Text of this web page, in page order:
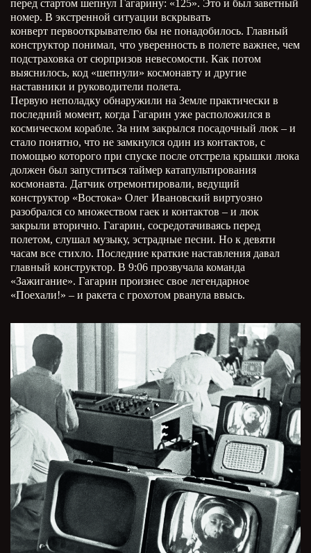
перед стартом шепнул Гагарину: «125». Это и был заветный
номер. В экстренной ситуации вскрывать
конверт первооткрывателю бы не понадобилось. Главный
конструктор понимал, что уверенность в полете важнее, чем
подстраховка от сюрпризов невесомости. Как потом
выяснилось, код «шепнули» космонавту и другие
наставники и руководители полета.
Первую неполадку обнаружили на Земле практически в
последний момент, когда Гагарин уже расположился в
космическом корабле. За ним закрылся посадочный люк – и
стало понятно, что не замкнулся один из контактов, с
помощью которого при спуске после отстрела крышки люка
должен был запуститься таймер катапультирования
космонавта. Датчик отремонтировали, ведущий
конструктор «Востока» Олег Ивановский виртуозно
разобрался со множеством гаек и контактов – и люк
закрыли вторично. Гагарин, сосредотачиваясь перед
полетом, слушал музыку, эстрадные песни. Но к девяти
часам все стихло. Последние краткие наставления давал
главный конструктор. В 9:06 прозвучала команда
«Зажигание». Гагарин произнес свое легендарное
«Поехали!» – и ракета с грохотом рванула ввысь.